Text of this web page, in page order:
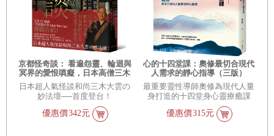
京都怪奇談： 看遍怨靈、輪迴與
冥界的愛恨嗔癡，日本高僧三木
大雲親身遇見的「另一個世界」
日本超人氣怪談和尚三木大雲の
妙法壇──首度登台！
優惠價342元
心的十四堂課：奧修最切合現代
人需求的靜心指導（三版）
最重要靈性導師奧修為現代人量
身打造的十四堂身心靈療癒課
優惠價315元